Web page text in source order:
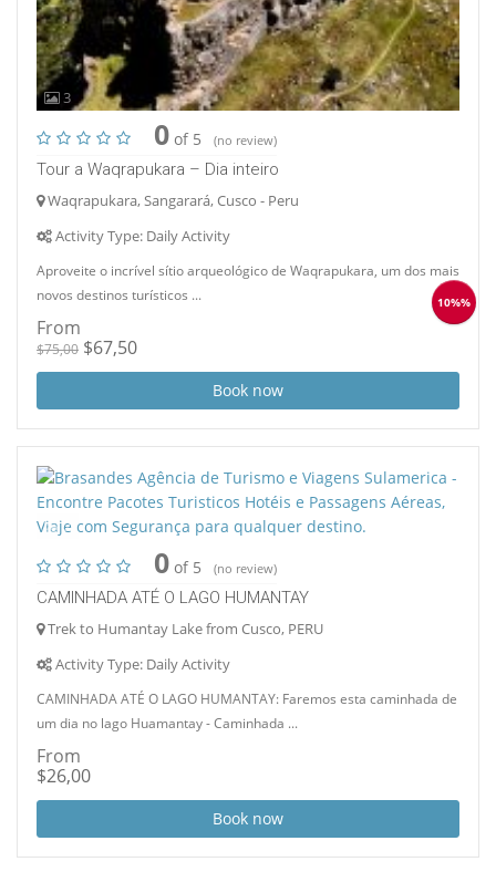
3
0 of 5 (no review)
Tour a Waqrapukara – Dia inteiro
Waqrapukara, Sangarará, Cusco - Peru
Activity Type: Daily Activity
Aproveite o incrível sítio arqueológico de Waqrapukara, um dos mais
novos destinos turísticos ...
From
$75,00 $67,50
Book now
10%%
2
0 of 5 (no review)
CAMINHADA ATÉ O LAGO HUMANTAY
Trek to Humantay Lake from Cusco, PERU
Activity Type: Daily Activity
CAMINHADA ATÉ O LAGO HUMANTAY: Faremos esta caminhada de
um dia no lago Huamantay - Caminhada ...
From
$26,00
Book now